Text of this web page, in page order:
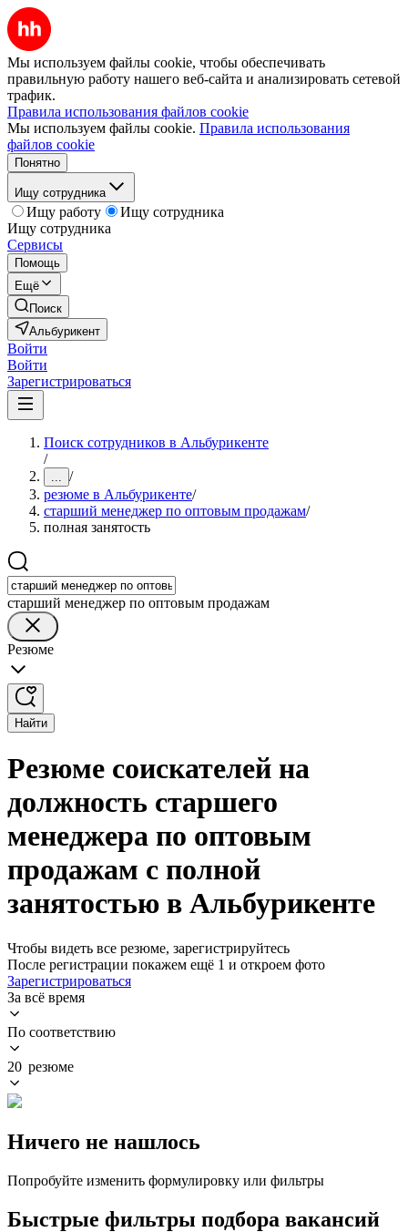
Мы используем файлы cookie, чтобы обеспечивать
правильную работу нашего веб-сайта и анализировать сетевой
трафик.
Правила использования файлов cookie
Мы используем файлы cookie. Правила использования
файлов cookie
Понятно
Ищу сотрудника
Ищу работу
Ищу сотрудника
Ищу сотрудника
Сервисы
Помощь
Ещё
Поиск
Альбурикент
Войти
Войти
Зарегистрироваться
Поиск сотрудников в Альбурикенте
/
... /
резюме в Альбурикенте/
старший менеджер по оптовым продажам/
полная занятость
старший менеджер по оптовым продажам
Резюме
Найти
Резюме соискателей на
должность старшего
менеджера по оптовым
продажам с полной
занятостью в Альбурикенте
Чтобы видеть все резюме, зарегистрируйтесь
После регистрации покажем ещё 1 и откроем фото
Зарегистрироваться
За всё время
По соответствию
20 резюме
Ничего не нашлось
Попробуйте изменить формулировку или фильтры
Быстрые фильтры подбора вакансий